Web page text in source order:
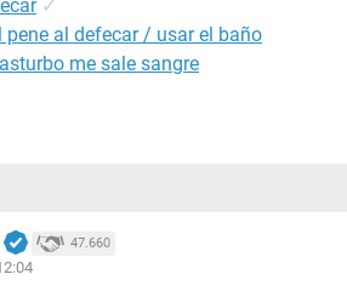
✓
pene al defecar / usar el baño
me sale sangre
47.660